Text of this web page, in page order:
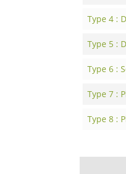
Type 4 :
Type 5 :
Type 6 :
Type 7 :
Type 8 :